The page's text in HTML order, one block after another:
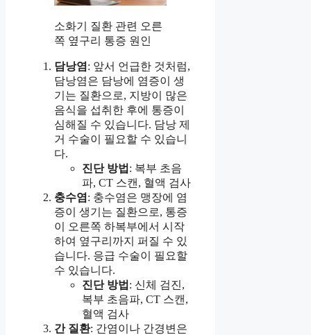
소화기 질환 관련 오른
쪽 옆구리 통증 원인
담낭염 : 앞서 언급한 것처럼,
담낭염은 담낭에 염증이 생
기는 질환으로, 지방이 많은
음식을 섭취한 후에 통증이
심해질 수 있습니다. 담낭 제
거 수술이 필요할 수 있습니
다.
진단 방법 : 복부 초음
파, CT 스캔, 혈액 검사
충수염 : 충수염은 맹장에 염
증이 생기는 질환으로, 통증
이 오른쪽 하복부에서 시작
하여 옆구리까지 퍼질 수 있
습니다. 응급 수술이 필요할
수 있습니다.
진단 방법 : 신체 검진,
복부 초음파, CT 스캔,
혈액 검사
간 질환: 간염이나 간경변은